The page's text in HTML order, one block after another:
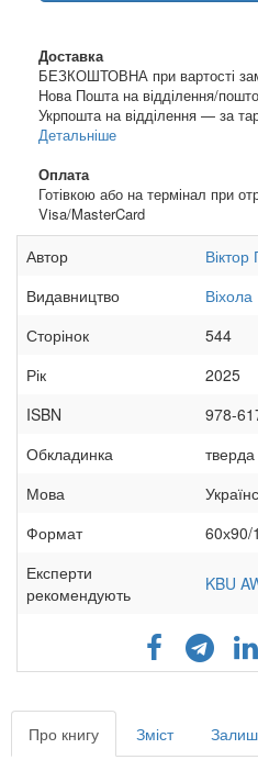
Доставка
БЕЗКОШТОВНА при вартості
Нова Пошта на відділення/
Укрпошта на відділення — за
Детальніше
Оплата
Готівкою або на термінал при
Visa/MasterCard
Автор
Видавництво
Віхола
Сторінок
544
Рік
2025
ISBN
978-
Обкладинка
тверда
Мова
Формат
Експерти
рекомендують
KBU
Про книгу Зміст